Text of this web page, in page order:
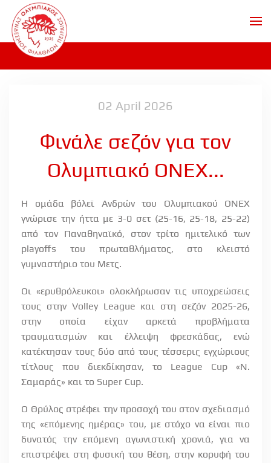
Skip to main content
02 April 2026
Φινάλε σεζόν για τον
Ολυμπιακό ΟΝΕΧ...
Η ομάδα βόλεϊ Ανδρών του Ολυμπιακού ΟΝΕΧ
γνώρισε την ήττα με 3-0 σετ (25-16, 25-18, 25-22)
από τον Παναθηναϊκό, στον τρίτο ημιτελικό των
playoffs του πρωταθλήματος, στο κλειστό
γυμναστήριο του Μετς.
Οι «ερυθρόλευκοι» ολοκλήρωσαν τις υποχρεώσεις
τους στην Volley League και στη σεζόν 2025-26,
στην οποία είχαν αρκετά προβλήματα
τραυματισμών και έλλειψη φρεσκάδας, ενώ
κατέκτησαν τους δύο από τους τέσσερις εγχώριους
τίτλους που διεκδίκησαν, το League Cup «Ν.
Σαμαράς» και το Super Cup.
Ο Θρύλος στρέφει την προσοχή του στον σχεδιασμό
της «επόμενης ημέρας» του, με στόχο να είναι πιο
δυνατός την επόμενη αγωνιστική χρονιά, για να
επιστρέψει στη φυσική του θέση, στην κορυφή του